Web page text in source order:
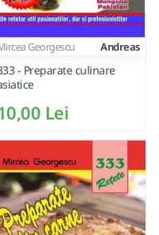
Georgescu Andreas
- Preparate culinare
Lei